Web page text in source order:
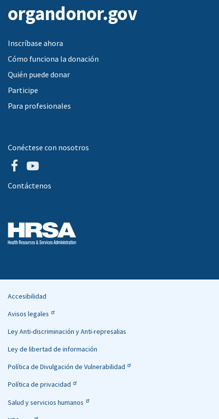
organdonor.gov
Inscríbase ahora
Cómo funciona la donación
Quién puede donar
Participe
Para profesionales
Conéctese con nosotros
Contáctenos
Helpful
Links
Accesibilidad
Avisos legales
Ley Anti-discriminación y Anti-represalias
Ley de libertad de información
Política de Divulgación de Vulnerabilidad
Política de privacidad
Salud y servicios humanos